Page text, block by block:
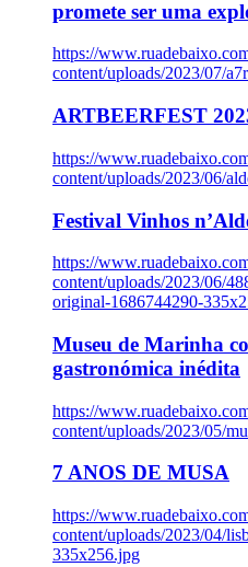
promete ser uma
https://
content/uploads/2023/07/
ARTBEERFEST
https://
content/uploads/2023/06/
Festival Vinhos
https://
content/uploads/2023/06/
original-1686744290-
Museu de Marinha
gastronómica inédita
https://
content/uploads/2023/05/
7 ANOS DE MUSA
https://
content/uploads/2023/04/
335x256.jpg